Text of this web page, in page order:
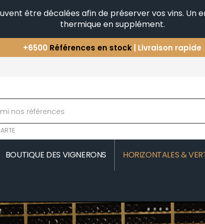
être décalées afin de préserver vos vins. Un
thermique en supplément.
+6500Références en stock| Livraison rapide
Vous avez une question ?+33(0)345812020
COMTE SENARD
BOUTIQUE DES VIGNERONS HORIZONTALES &